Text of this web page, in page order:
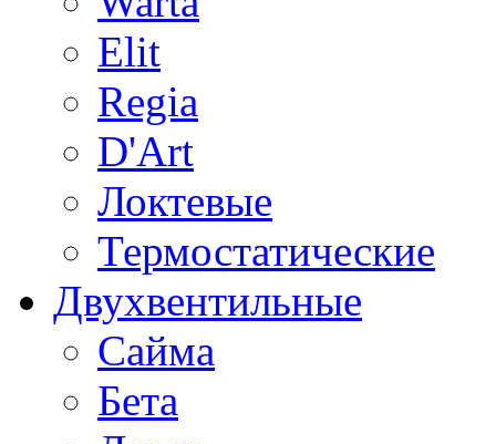
Elit
Regia
D'Art
Локтевые
Термостатические
Двухвентильные
Сайма
Бета